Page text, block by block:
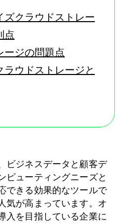
ズクラウドストレー
点
ージの問題点
ウドストレージと
ビジネスデータと顧客デ
ピューティングニーズと
できる効果的なツールで
気が高まっています。オ
入を目指している企業に